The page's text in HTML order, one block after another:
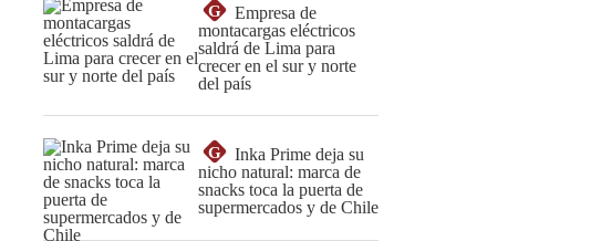
G
Empresa de
montacargas eléctricos
saldrá de Lima para
crecer en el sur y norte
del país
G
Inka Prime deja su
nicho natural: marca de
snacks toca la puerta de
supermercados y de Chile